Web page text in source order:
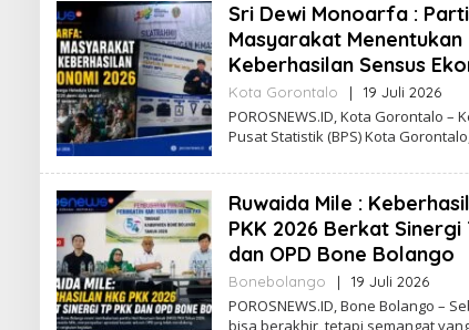
O
N
E
S
Sri Dewi Monoarfa :
Masyarakat Menentukan
Keberhasilan Sensus
Kota Gorontalo | 19 Juli 2026O
E
H
R
O
S
N
S
POROSNEWS.ID, Kota Gorontalo –
Pusat Statistik (BPS) Kota
Ruwaida Mile :
PKK 2026 Berkat Sinergi
dan OPD Bone Bolango
Bonebolango | 19 Juli 2026O
E
POROSNEWS.ID, Bone Bolango –
bisa berakhir, tetapi semangat